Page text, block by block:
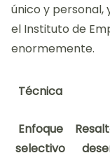
único y
el Instituto de
enormemente.
Técnica
Enfoque
selectivo